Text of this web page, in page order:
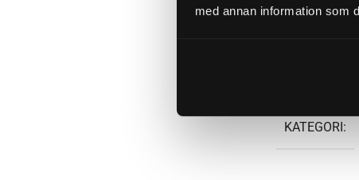
med annan information som
KATEGORI: